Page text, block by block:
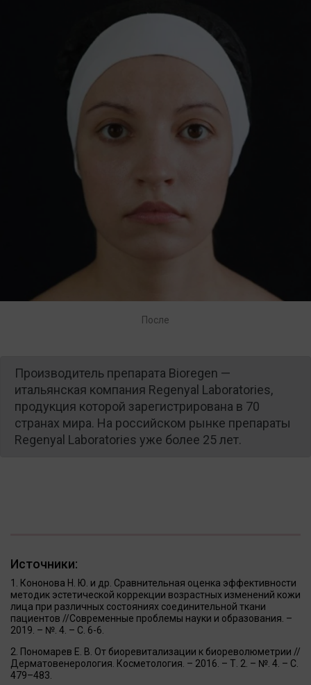
После
Производитель препарата Bioregen —
итальянская компания Regenyal Laboratories,
продукция которой зарегистрирована в 70
странах мира. На российском рынке препараты
Regenyal Laboratories уже более 25 лет.
Источники:
Кононова Н. Ю. и др. Сравнительная оценка эффективности
методик эстетической коррекции возрастных изменений кожи
лица при различных состояниях соединительной ткани
пациентов //Современные проблемы науки и образования. –
2019. – №. 4. – С. 6-6.
Пономарев Е. В. От биоревитализации к биореволюметрии //
Дерматовенерология. Косметология. – 2016. – Т. 2. – №. 4. – С.
479–483.